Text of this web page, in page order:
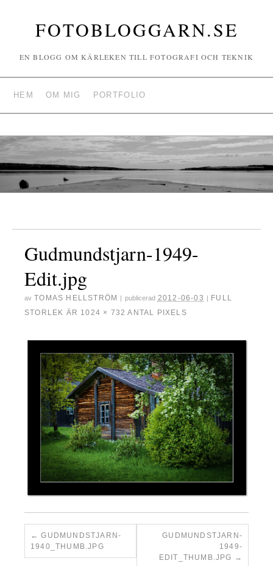
FOTOBLOGGARN.SE
EN BLOGG OM KÄRLEKEN TILL FOTOGRAFI OCH TEKNIK
HEM OM MIG PORTFOLIO
Gudmundstjarn-1949-
Edit.jpg
av TOMAS HELLSTRÖM publicerad 2012-06-03
FULL
STORLEK ÄR 1024 × 732 ANTAL PIXELS
GUDMUNDSTJARN-
1940_THUMB.JPG
GUDMUNDSTJARN-
1949-
EDIT_THUMB.JPG